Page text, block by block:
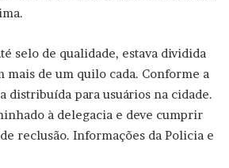
selo de qualidade, estava dividida
mais de um quilo cada. Conforme a
distribuída para usuários na cidade.
à delegacia e deve cumprir
reclusão. Informações da Policia e